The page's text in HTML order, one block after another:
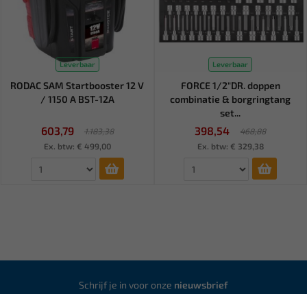
Leverbaar
RODAC SAM Startbooster 12 V
/ 1150 A BST-12A
603,79
1.183,38
Ex. btw: € 499,00
Leverbaar
FORCE 1/2"DR. doppen
combinatie & borgringtang
set...
398,54
468,88
Ex. btw: € 329,38
Schrijf je in voor onze nieuwsbrief